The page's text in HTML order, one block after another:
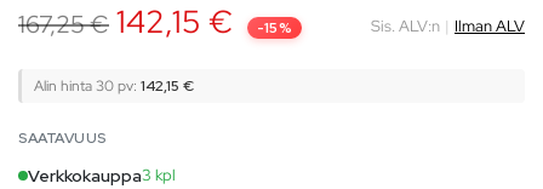
167,25€ 142,15 € -15% Sis. ALV:n | Ilman ALV
Alin hinta 30 pv: 142,15 €
SAATAVUUS
Verkkokauppa3 kpl